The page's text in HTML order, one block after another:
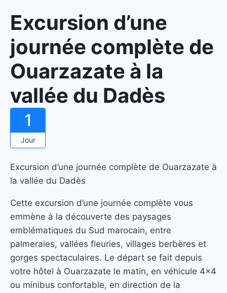
Excursion d’une
journée complète de
Ouarzazate à la
vallée du Dadès
1
Jour
Excursion d’une journée complète de Ouarzazate à
la vallée du Dadès
Cette excursion d’une journée complète vous
emmène à la découverte des paysages
emblématiques du Sud marocain, entre
palmeraies, vallées fleuries, villages berbères et
gorges spectaculaires. Le départ se fait depuis
votre hôtel à Ouarzazate le matin, en véhicule 4×4
ou minibus confortable, en direction de la